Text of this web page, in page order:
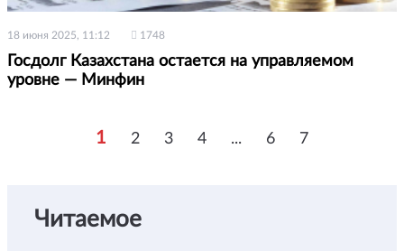
18 июня 2025, 11:12 1748
Госдолг Казахстана остается на управляемом
уровне — Минфин
1 2 3 4 ... 6 7
Читаемое